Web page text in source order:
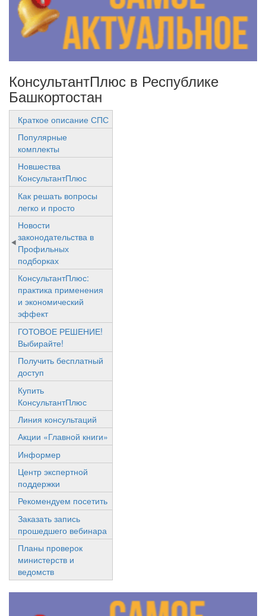
КонсультантПлюс в Республике
Башкортостан
Краткое описание СПС
Популярные
комплекты
Новшества
КонсультантПлюс
Как решать вопросы
легко и просто
Новости
законодательства в
Профильных
подборках
КонсультантПлюс:
практика применения
и экономический
эффект
ГОТОВОЕ РЕШЕНИЕ!
Выбирайте!
Получить бесплатный
доступ
Купить
КонсультантПлюс
Линия консультаций
Акции «Главной книги»
Информер
Центр экспертной
поддержки
Рекомендуем посетить
Заказать запись
прошедшего вебинара
Планы проверок
министерств и
ведомств